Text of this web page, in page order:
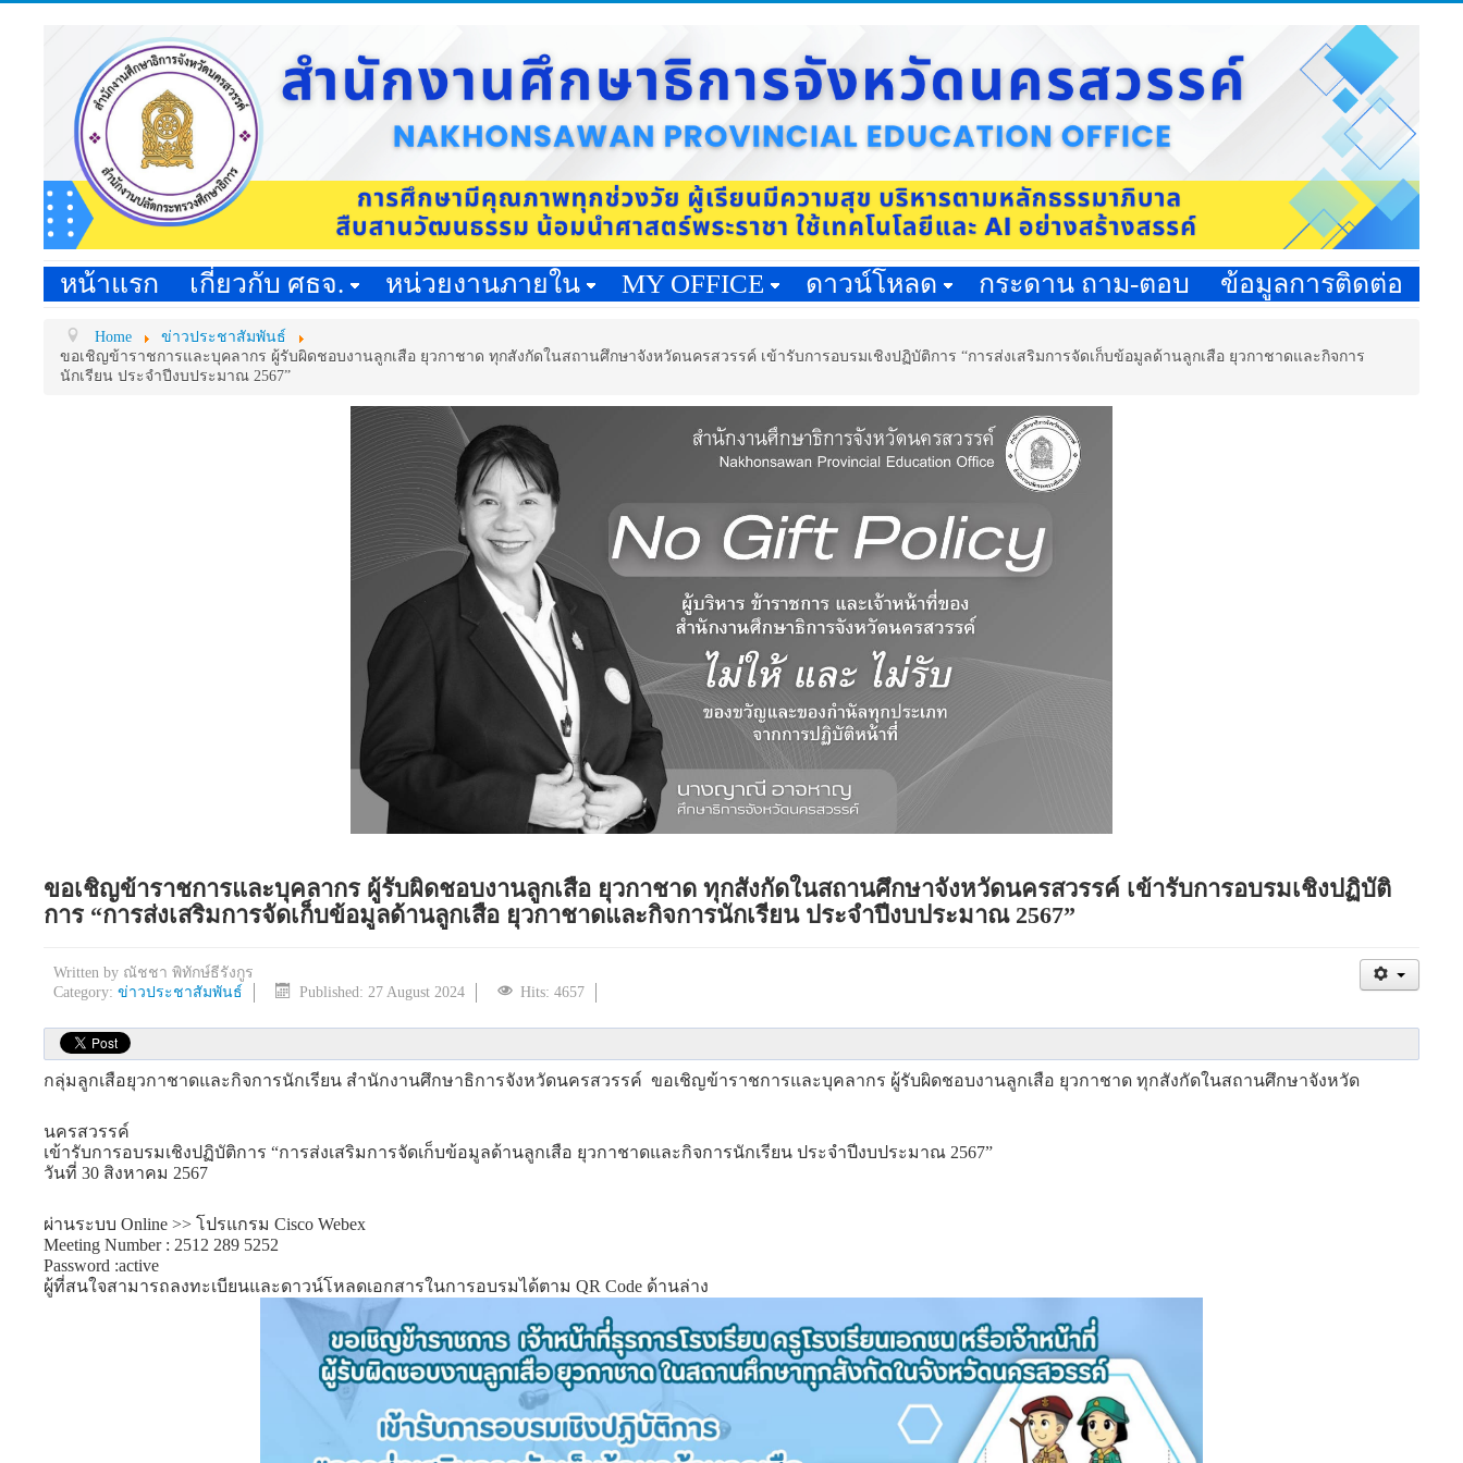
หน้าแรก เกี่ยวกับ ศธจ. หน่วยงานภายใน MY OFFICE ดาวน์โหลด กระดาน ถาม-ตอบ ข้อมูลการติดต่อ
Home
ข่าวประชาสัมพันธ์
ขอเชิญข้าราชการและบุคลากร ผู้รับผิดชอบงานลูกเสือ ยุวกาชาด ทุกสังกัดในสถานศึกษาจังหวัดนครสวรรค์ เข้ารับการอบรมเชิงปฏิบัติการ “การส่งเสริมการจัดเก็บข้อมูลด้านลูกเสือ ยุวกาชาดและกิจการ
นักเรียน ประจำปีงบประมาณ 2567”
ขอเชิญข้าราชการและบุคลากร ผู้รับผิดชอบงานลูกเสือ ยุวกาชาด ทุกสังกัดในสถานศึกษาจังหวัดนครสวรรค์ เข้ารับการอบรมเชิงปฏิบัติ
การ “การส่งเสริมการจัดเก็บข้อมูลด้านลูกเสือ ยุวกาชาดและกิจการนักเรียน ประจำปีงบประมาณ 2567”
Written by ณัชชา พิทักษ์ธีรังกูร
Category: ข่าวประชาสัมพันธ์ Published: 27 August 2024 Hits: 4657
กลุ่มลูกเสือยุวกาชาดและกิจการนักเรียน สำนักงานศึกษาธิการจังหวัดนครสวรรค์ ขอเชิญข้าราชการและบุคลากร ผู้รับผิดชอบงานลูกเสือ ยุวกาชาด ทุกสังกัดในสถานศึกษาจังหวัด
นครสวรรค์
เข้ารับการอบรมเชิงปฏิบัติการ “การส่งเสริมการจัดเก็บข้อมูลด้านลูกเสือ ยุวกาชาดและกิจการนักเรียน ประจำปีงบประมาณ 2567”
วันที่ 30 สิงหาคม 2567
ผ่านระบบ Online >> โปรแกรม Cisco Webex
Meeting Number : 2512 289 5252
Password :active
ผู้ที่สนใจสามารถลงทะเบียนและดาวน์โหลดเอกสารในการอบรมได้ตาม QR Code ด้านล่าง